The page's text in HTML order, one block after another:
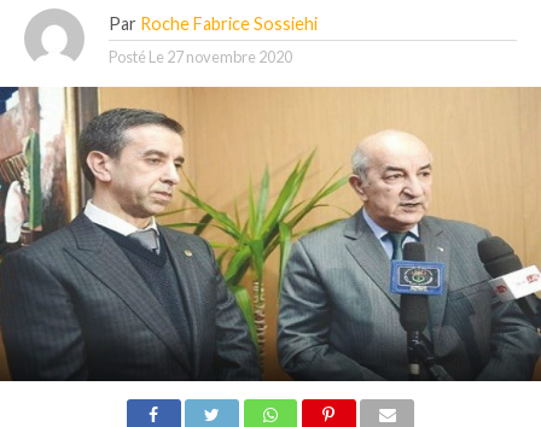
Par Roche Fabrice Sossiehi
Posté Le 27 novembre 2020